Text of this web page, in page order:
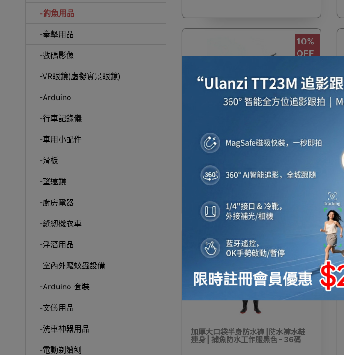
-釣魚用品
-拳擊用品
-數碼影像
-VR眼鏡(虛擬實景眼鏡)
-Arduino
-行車記錄儀
-車用小配件
-滑板
-望遠鏡
-廚房電器
-縫紉機衣車
-浮潛用品
-室內外驅蚊蟲設備
-Arduino 套裝
-文儀用品
-洗車神器用品
-電動剃鬚刨
即影即有相機
自動吸塵機械人 太陽能充電 測量儀器
抽真空機 迷你洗衣機
10%
OFF
迷你可伸縮金屬鋼筆魚竿 - 紅色 | 5
節共長1米
加厚大口袋半身防水褲 |防水褲水鞋
連身 | 捕魚防水工作服黑色 - 36碼